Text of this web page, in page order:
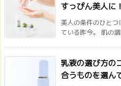
すっぴん美人に！
美人の条件のひと
ている昨今。 肌の
乳液の選び方の
合うものを選ん